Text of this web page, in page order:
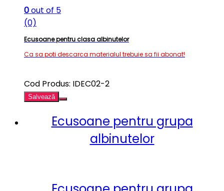
0out of 5
(0)
Ecusoane pentru clasa albinutelor
Ca sa poti descarca materialul trebuie sa fii abonat!
Cod Produs: IDEC02-2
Salvează
Ecusoane pentru grupa
albinutelor